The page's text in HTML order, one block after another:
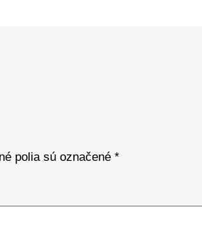
polia sú označené*